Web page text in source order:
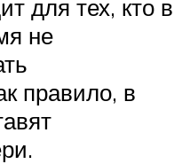
для тех, кто в
не
правило, в